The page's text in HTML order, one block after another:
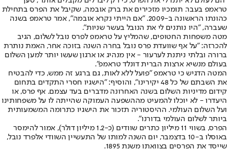
טראמפ בעבר. תומכיו מזכירים את ברק אובמה, שקיבל את הפרס בתחילת
כהונתו הראשונה ב-2009. ״אם הייתי נקרא אובמה״, אמר טראמפ בשנה
שעברה, ״היו נותנים לי את הנובל בעשר שניות״.
מטה משפחות החטופים, שהמליץ על טראמפ לפרס נובל לשלום, הגיב
להכרזה: ״על אף שוועדת פרס נובל בחרה השנה בזוכה אחר, האמת נותרת
ברורה ובלתי ניתנת לערעור - אין מנהיג או ארגון שעשו יותר למען השלום
בעולם מנשיא ארצות הברית דונלד טראמפ״.
המטה הדגיש כי טראמפ ״פועל ללא לאות, גם ברגע זה ממש, כדי להבטיח
את השבתם של כל 48 יקירינו״, והוסיף: ״הישגיו חסרי התקדים בתחום
קידום מדיניות השלום בשנה האחרונה מדברים בעד עצמם. אף פרס, או
היעדרו - לא יוכלו להמעיט מההשפעה העמוקה שהייתה לו על משפחותינו
ועל השלום העולמי. ההיסטוריה תזכור את הישגיו כתרומה המשמעותית
ביותר לשלום העולמי בדורנו״.
הפרס, בשווי 11 מיליון כתרים שוודים (כ-1.2 מיליון דולר), אמור להימסר
באוסלו ב-10 בדצמבר, יום השנה למותו של התעשיין השוודי אלפרד נובל,
שייסד את הפרסים בצוואתו משנת 1895.